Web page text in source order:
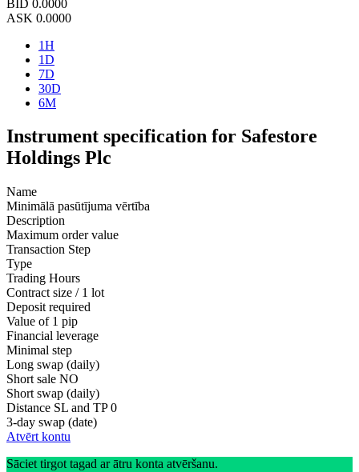
BID 0.0000
ASK 0.0000
1H
1D
7D
30D
6M
Instrument specification for Safestore
Holdings Plc
Name
Minimālā pasūtījuma vērtība
Description
Maximum order value
Transaction Step
Type
Trading Hours
Contract size / 1 lot
Deposit required
Value of 1 pip
Financial leverage
Minimal step
Long swap (daily)
Short sale NO
Short swap (daily)
Distance SL and TP 0
3-day swap (date)
Atvērt kontu
Sāciet tirgot tagad ar ātru konta atvēršanu.